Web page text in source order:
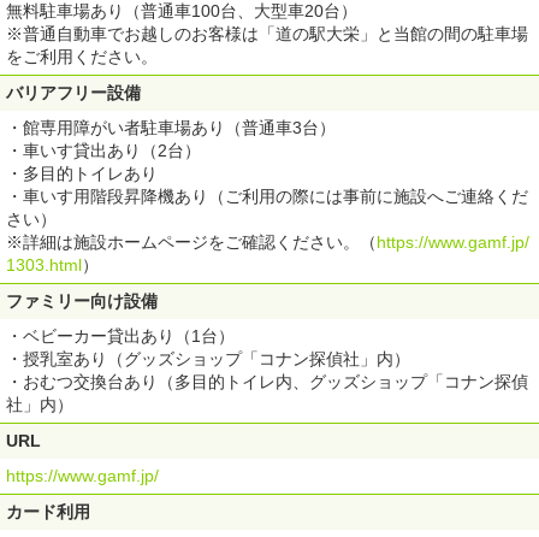
無料駐車場あり（普通車100台、大型車20台）
※普通自動車でお越しのお客様は「道の駅大栄」と当館の間の駐車場
をご利用ください。
バリアフリー設備
・館専用障がい者駐車場あり（普通車3台）
・車いす貸出あり（2台）
・多目的トイレあり
・車いす用階段昇降機あり（ご利用の際には事前に施設へご連絡くだ
さい）
※詳細は施設ホームページをご確認ください。（https://www.gamf.jp/
1303.html）
ファミリー向け設備
・ベビーカー貸出あり（1台）
・授乳室あり（グッズショップ「コナン探偵社」内）
・おむつ交換台あり（多目的トイレ内、グッズショップ「コナン探偵
社」内）
URL
https://www.gamf.jp/
カード利用